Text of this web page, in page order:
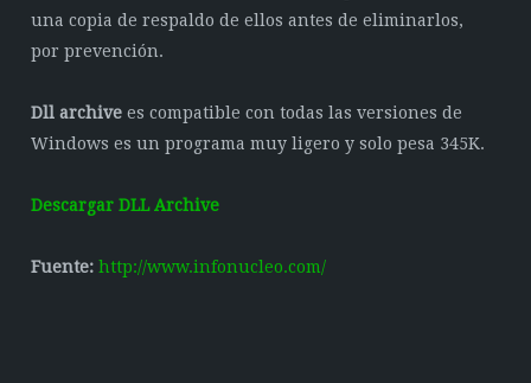
una copia de respaldo de ellos antes de eliminarlos,
por prevención.
Dll archive es compatible con todas las versiones de
Windows es un programa muy ligero y solo pesa 345K.
Descargar DLL Archive
Fuente:http://www.infonucleo.com/